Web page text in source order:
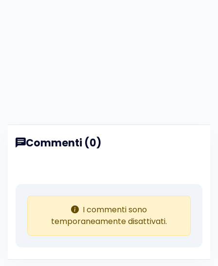
Commenti (0)
I commenti sono
temporaneamente disattivati.